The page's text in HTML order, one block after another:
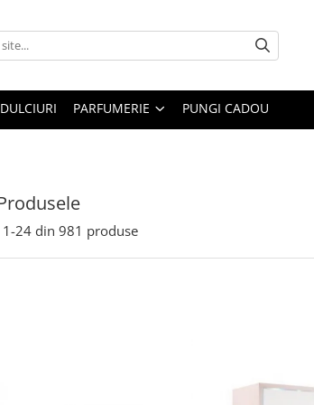
DULCIURI PARFUMERIE PUNGI CADOU
1-24 din 981 produse